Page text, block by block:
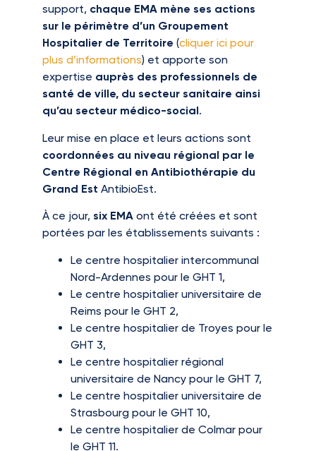
support, chaque EMA mène ses actions
sur le périmètre d’un Groupement
Hospitalier de Territoire (cliquer ici pour
plus d’informations) et apporte son
expertise auprès des professionnels de
santé de ville, du secteur sanitaire ainsi
qu’au secteur médico-social.
Leur mise en place et leurs actions sont
coordonnées au niveau régional par le
Centre Régional en Antibiothérapie du
Grand Est AntibioEst.
À ce jour, six EMA ont été créées et sont
portées par les établissements suivants :
Le centre hospitalier intercommunal
Nord-Ardennes pour le GHT 1,
Le centre hospitalier universitaire de
Reims pour le GHT 2,
Le centre hospitalier de Troyes pour le
GHT 3,
Le centre hospitalier régional
universitaire de Nancy pour le GHT 7,
Le centre hospitalier universitaire de
Strasbourg pour le GHT 10,
Le centre hospitalier de Colmar pour
le GHT 11.